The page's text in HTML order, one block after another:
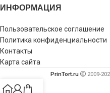
ИНФОРМАЦИЯ
Пользовательское соглашение
Политика конфиденциальности
Контакты
Карта сайта
PrinTort.ru 2009-